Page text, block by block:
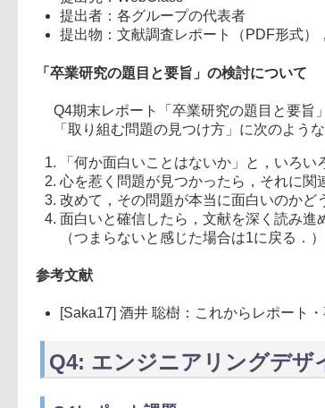
提出者：各グループの代表者
提出物：文献調査レポート（PDF形式
「卒業研究の題目と要旨」の検討について
Q4期末レポート「卒業研究の題目と要旨
「取り組む問題の見つけ方」に次のよう
「何か面白いことはないか」と，いろ
心を惹く問題が見つかったら，それに関
改めて，その問題が本当に面白いのかど
面白いと確信したら，文献を深く読み進
（つまらないと感じた場合は1に戻る．）
参考文献
[Saka17] 酒井 聡樹：これからレポート
Q4: エンジニアリングデザ